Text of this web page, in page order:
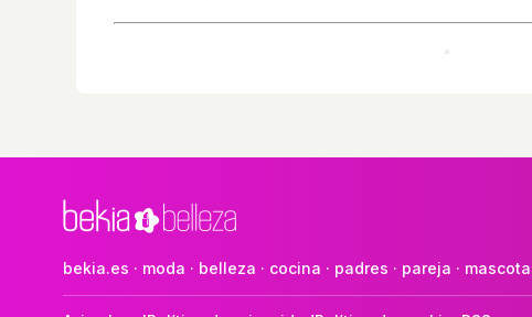
bekia.es · moda · belleza · cocina · padres · pareja ·